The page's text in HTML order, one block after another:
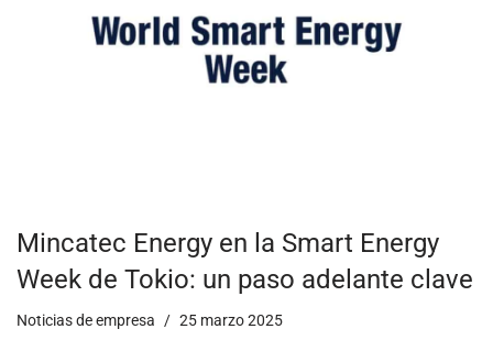
Mincatec Energy en la Smart Energy
Week de Tokio: un paso adelante clave
Noticias de empresa 25 marzo 2025